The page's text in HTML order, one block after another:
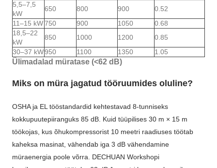
5,5–7,5
kW
650 800 900
0.52
11–15 kW750 900 1050
0.68
18,5–22
kW
850 1000 1200
0.85
30–37 kW950 1100 1350 1.05
Ülimadalad müratase (<62 dB)
Miks on müra jagatud tööruumides oluline?
OSHA ja EL tööstandardid kehtestavad 8-tunniseks
kokkupuutepiiranguks 85 dB. Kuid tüüpilises 30 m × 15 m
töökojas, kus õhukompressorist 10 meetri raadiuses töötab
kaheksa masinat, vähendab iga 3 dB vähendamine
müraenergia poole võrra. DECHUAN Workshopi